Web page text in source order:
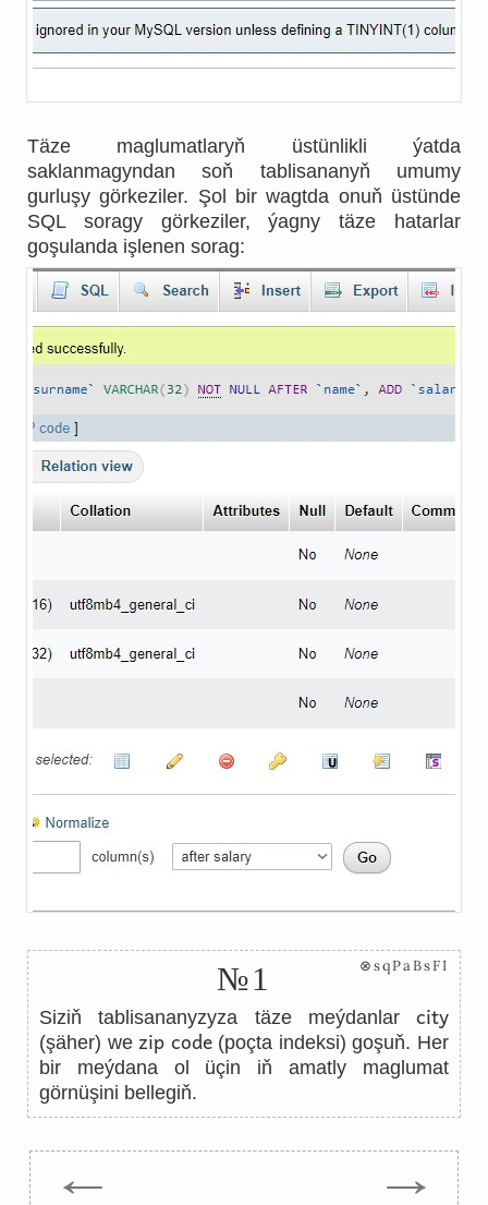
Täze maglumatlaryň üstünlikli ýatda
saklanmagyndan soň tablisananyň umumy
gurluşy görkeziler. Şol bir wagtda onuň üstünde
SQL soragy görkeziler, ýagny täze hatarlar
goşulanda işlenen sorag:
№1 ⊗sqPaBsFI
Siziň tablisananyzyza täze meýdanlar city
(şäher) we zip code(poçta indeksi) goşuň. Her
bir meýdana ol üçin iň amatly maglumat
görnüşini bellegiň.
← →